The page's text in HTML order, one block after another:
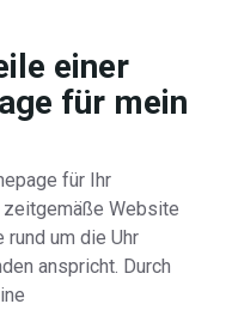
einer
für mein
für Ihr
Website
um die Uhr
anspricht. Durch